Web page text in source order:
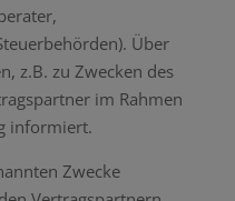
Über
z.B. zu Zwecken des
im Rahmen
informiert.
Zwecke